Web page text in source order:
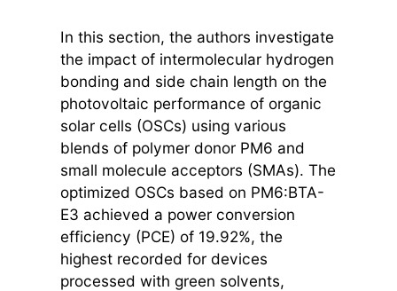
In this section, the authors investigate
the impact of intermolecular hydrogen
bonding and side chain length on the
photovoltaic performance of organic
solar cells (OSCs) using various
blends of polymer donor PM6 and
small molecule acceptors (SMAs). The
optimized OSCs based on PM6:BTA-
E3 achieved a power conversion
efficiency (PCE) of 19.92%, the
highest recorded for devices
processed with green solvents,